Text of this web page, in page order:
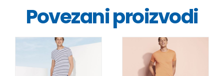
Povezani proizvodi